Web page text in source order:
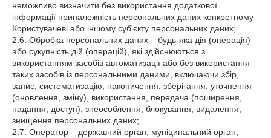
неможливо визначити без використання додаткової
інформації приналежність персональних даних конкретному
Користувачеві або іншому суб'єкту персональних даних;
2.6. Обробка персональних даних – будь-яка дія (операція)
або сукупність дій (операцій), які здійснюються з
використанням засобів автоматизації або без використання
таких засобів із персональними даними, включаючи збір,
запис, систематизацію, накопичення, зберігання, уточнення
(оновлення, зміну), використання, передача (поширення,
надання, доступ), знеособлення, блокування, видалення,
знищення персональних даних;
2.7. Оператор – державний орган, муніципальний орган,